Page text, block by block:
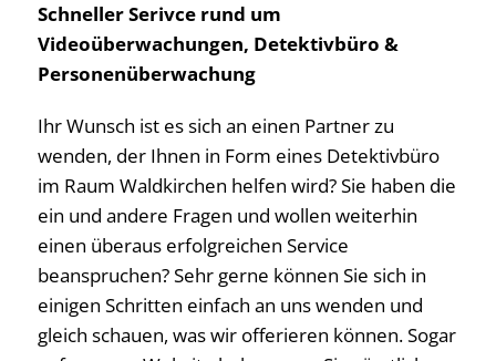
Schneller Serivce rund um
Videoüberwachungen, Detektivbüro &
Personenüberwachung
Ihr Wunsch ist es sich an einen Partner zu
wenden, der Ihnen in Form eines Detektivbüro
im Raum Waldkirchen helfen wird? Sie haben die
ein und andere Fragen und wollen weiterhin
einen überaus erfolgreichen Service
beanspruchen? Sehr gerne können Sie sich in
einigen Schritten einfach an uns wenden und
gleich schauen, was wir offerieren können. Sogar